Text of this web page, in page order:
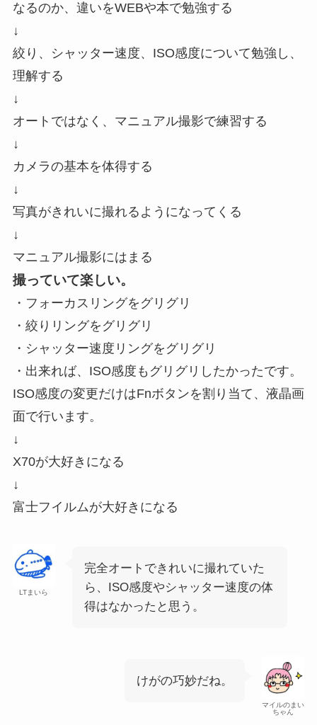
なるのか、違いをWEBや本で勉強する
↓
絞り、シャッター速度、ISO感度について勉強し、
理解する
↓
オートではなく、マニュアル撮影で練習する
↓
カメラの基本を体得する
↓
写真がきれいに撮れるようになってくる
↓
マニュアル撮影にはまる
撮っていて楽しい。
・フォーカスリングをグリグリ
・絞りリングをグリグリ
・シャッター速度リングをグリグリ
・出来れば、ISO感度もグリグリしたかったです。
ISO感度の変更だけはFnボタンを割り当て、液晶画
面で行います。
↓
X70が大好きになる
↓
富士フイルムが大好きになる
LTまいら
完全オートできれいに撮れていた
ら、ISO感度やシャッター速度の体
得はなかったと思う。
マイルのまい
ちゃん
けがの巧妙だね。